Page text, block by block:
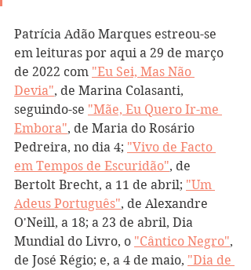
Patrícia Adão Marques estreou-se
em leituras por aqui a 29 de março
de 2022 com "Eu Sei, Mas Não
Devia", de Marina Colasanti,
seguindo-se "Mãe, Eu Quero Ir-me
Embora", de Maria do Rosário
Pedreira, no dia 4; "Vivo de Facto
em Tempos de Escuridão", de
Bertolt Brecht, a 11 de abril; "Um
Adeus Português", de Alexandre
O'Neill, a 18; a 23 de abril, Dia
Mundial do Livro, o "Cântico Negro",
de José Régio; e, a 4 de maio, "Dia de